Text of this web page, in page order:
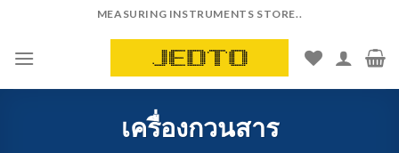
content
MEASURING INSTRUMENTS STORE..
เครื่องกวนสาร